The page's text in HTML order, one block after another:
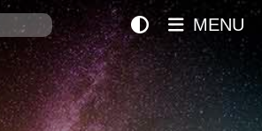
Search MENU